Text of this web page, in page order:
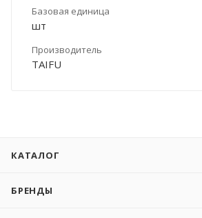
Базовая единица
шт
Производитель
TAIFU
КАТАЛОГ
БРЕНДЫ